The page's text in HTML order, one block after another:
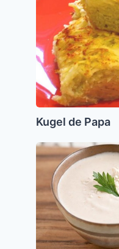
Kugel de Papa
Tahini